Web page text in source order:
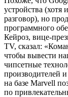
устройства
разговор), но
программного
Кейроз, вице-
TV, сказал:
чтобы вывести
чипсетные
производителей
на базе Marvell
по